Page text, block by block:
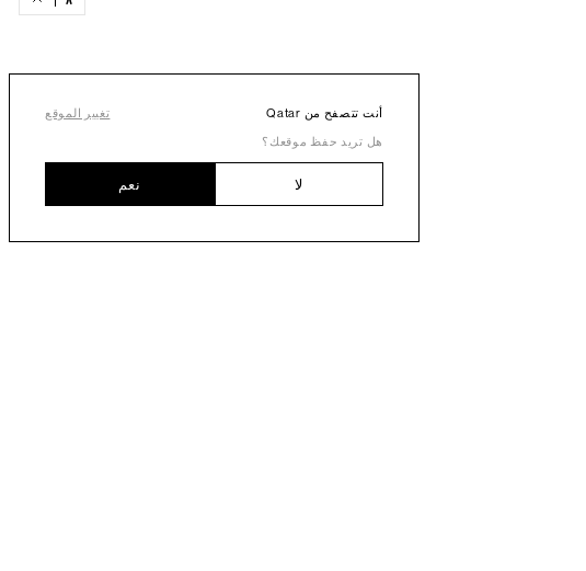
أنت تتصفح من Qatar
تغيير الموقع
هل تريد حفظ موقعك؟
لا نعم